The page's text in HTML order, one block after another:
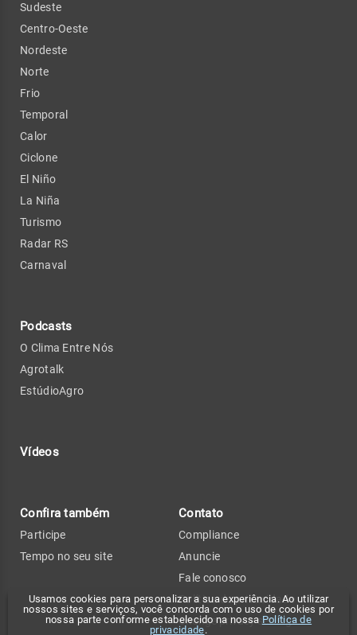
Usamos cookies para personalizar a sua experiência. Ao utilizar
nossos sites e serviços, você concorda com o uso de cookies por
nossa parte conforme estabelecido na nossa Política de
privacidade.
Sudeste
Centro-Oeste
Nordeste
Norte
Frio
Temporal
Calor
Ciclone
El Niño
La Niña
Turismo
Radar RS
Carnaval
Podcasts
O Clima Entre Nós
Agrotalk
EstúdioAgro
Vídeos
Confira também
Participe
Tempo no seu site
Contato
Compliance
Anuncie
Fale conosco
Política de privacidade
Change privacy settings